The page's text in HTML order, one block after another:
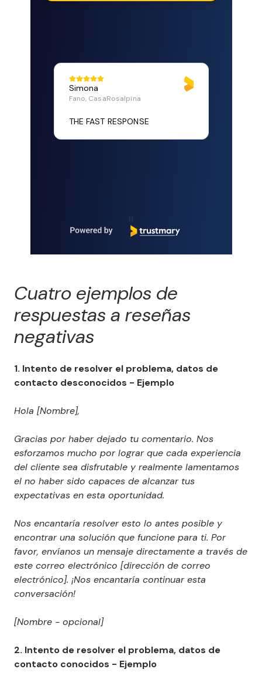
Simona
Fano, CasaRosalpina
THE FAST RESPONSE
Cuatro ejemplos de
respuestas a reseñas
negativas
1. Intento de resolver el problema, datos de
contacto desconocidos - Ejemplo
Hola [Nombre],
Gracias por haber dejado tu comentario. Nos
esforzamos mucho por lograr que cada experiencia
del cliente sea disfrutable y realmente lamentamos
el no haber sido capaces de alcanzar tus
expectativas en esta oportunidad.
Nos encantaría resolver esto lo antes posible y
encontrar una solución que funcione para ti. Por
favor, envíanos un mensaje directamente a través de
este correo electrónico [dirección de correo
electrónico]. ¡Nos encantaría continuar esta
conversación!
[Nombre - opcional]
2. Intento de resolver el problema, datos de
contacto conocidos - Ejemplo